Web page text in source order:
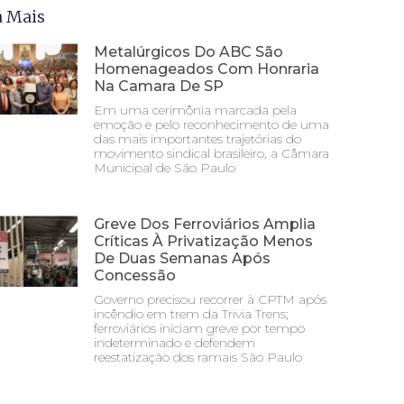
Mais
Metalúrgicos Do ABC São
Homenageados Com Honraria
Na Camara De SP
Em uma cerimônia marcada pela
emoção e pelo reconhecimento de uma
das mais importantes trajetórias do
movimento sindical brasileiro, a Câmara
Municipal de São Paulo
Greve Dos Ferroviários Amplia
Críticas À Privatização Menos
De Duas Semanas Após
Concessão
Governo precisou recorrer à CPTM após
incêndio em trem da Trivia Trens;
ferroviários iniciam greve por tempo
indeterminado e defendem
reestatização dos ramais São Paulo